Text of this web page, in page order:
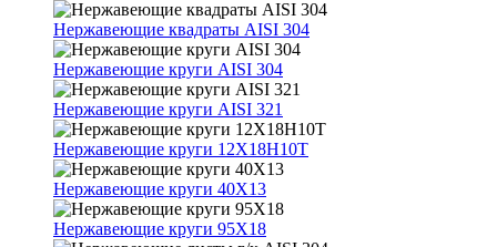
Нержавеющие квадраты AISI 304
Нержавеющие круги AISI 304
Нержавеющие круги AISI 321
Нержавеющие круги 12Х18Н10Т
Нержавеющие круги 40Х13
Нержавеющие круги 95Х18